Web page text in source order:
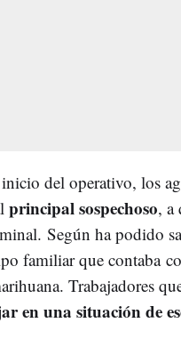
del operativo, los
principal sospechoso, a
Según ha podido
familiar que contaba
Trabajadores
en una situación de